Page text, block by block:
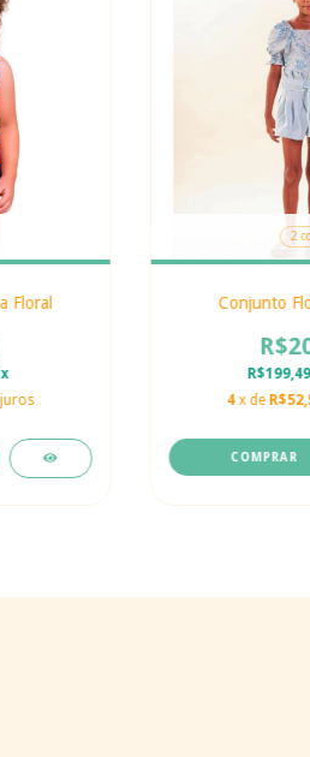
Floral
2
Conjunto
4 x de
COMPRAR